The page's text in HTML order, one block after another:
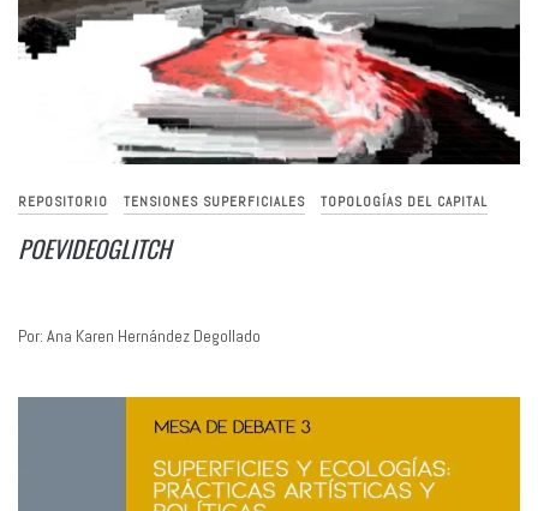
REPOSITORIO TENSIONES SUPERFICIALES TOPOLOGÍAS DEL CAPITAL
POEVIDEOGLITCH
Por: Ana Karen Hernández Degollado